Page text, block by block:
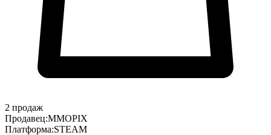
2 продаж
Продавец:MMOPIX
Платформа:STEAM